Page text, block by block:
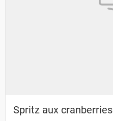
Spritz aux cranberries